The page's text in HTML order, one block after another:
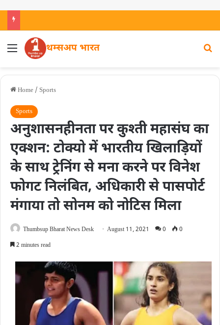
थम्सअप भारत
Home / Sports
Sports
अनुशासनहीनता पर कुश्ती महासंघ का
एक्शन: टोक्यो में भारतीय खिलाड़ियों
के साथ ट्रेनिंग से मना करने पर विनेश
फोगट निलंबित, अधिकारी से पासपोर्ट
मंगाया तो सोनम को नोटिस मिला
Thumbsup Bharat News Desk August 11, 2021 0
0
2 minutes read